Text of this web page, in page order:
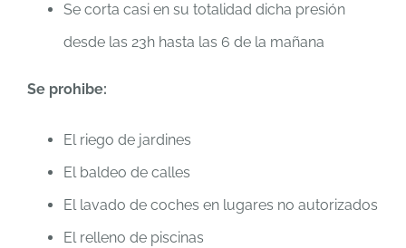
Se corta casi en su totalidad dicha presión
desde las 23h hasta las 6 de la mañana
Se prohibe:
El riego de jardines
El baldeo de calles
El lavado de coches en lugares no autorizados
El relleno de piscinas